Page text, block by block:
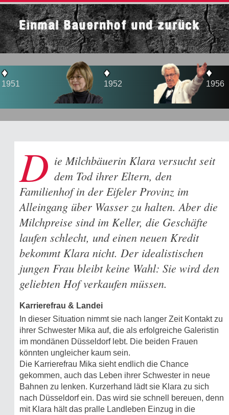
Einmal Bauernhof und zurück
1952 1956
D ie Milchbäuerin Klara versucht seit
dem Tod ihrer Eltern, den
Familienhof in der Eifeler Provinz im
Alleingang über Wasser zu halten. Aber die
Milchpreise sind im Keller, die Geschäfte
laufen schlecht, und einen neuen Kredit
bekommt Klara nicht. Der idealistischen
jungen Frau bleibt keine Wahl: Sie wird den
geliebten Hof verkaufen müssen.
Karrierefrau & Landei
In dieser Situation nimmt sie nach langer Zeit Kontakt zu
ihrer Schwester Mika auf, die als erfolgreiche Galeristin
im mondänen Düsseldorf lebt. Die beiden Frauen
könnten ungleicher kaum sein.
Die Karrierefrau Mika sieht endlich die Chance
gekommen, auch das Leben ihrer Schwester in neue
Bahnen zu lenken. Kurzerhand lädt sie Klara zu sich
nach Düsseldorf ein. Das wird sie schnell bereuen, denn
mit Klara hält das pralle Landleben Einzug in die